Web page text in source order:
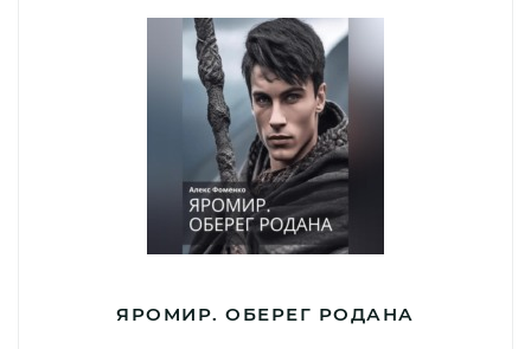
ЯРОМИР. ОБЕРЕГ РОДАНА